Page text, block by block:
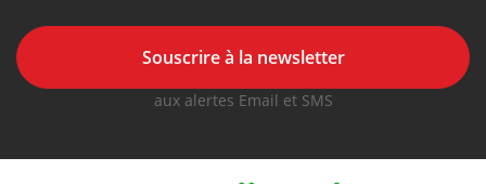
Souscrire à la newsletter
aux alertes Email et SMS